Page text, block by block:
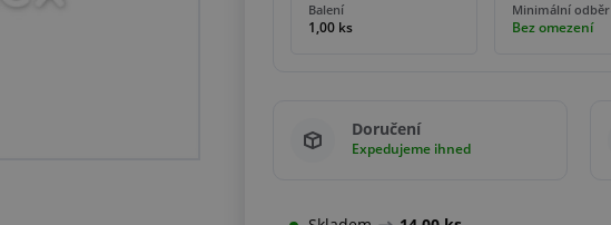
Balení
1,00 ks
Minimální odběr
Bez omezení
Doručení
Expedujeme ihned